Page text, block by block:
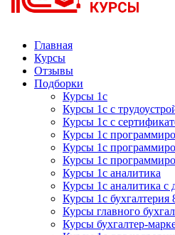
Курсы 1С
Курсы 1С официальная
Главная
Курсы
Отзывы
Подборки
Курсы 1с
Курсы 1с с
Курсы 1с с
Курсы 1с
Курсы 1с
Курсы 1с
Курсы 1с аналитика
Курсы 1с аналитика с
Курсы 1с бухгалтерия
Курсы главного
Курсы бухгалтер-